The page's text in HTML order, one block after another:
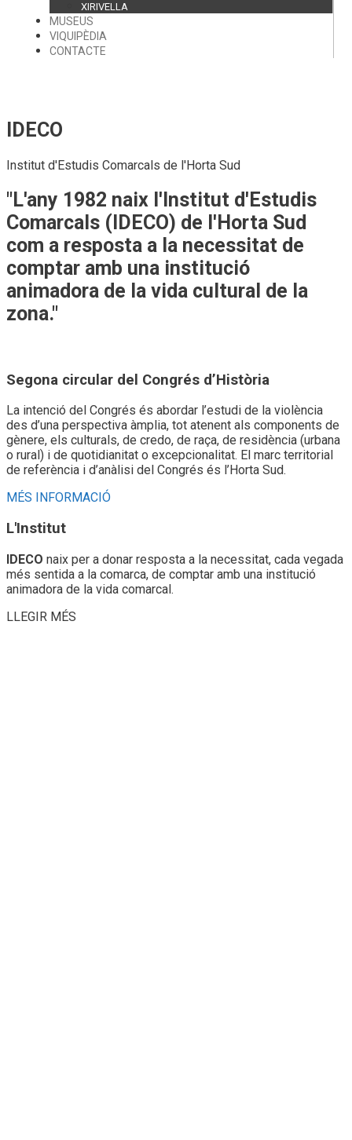
XIRIVELLA
MUSEUS
VIQUIPÈDIA
CONTACTE
IDECO
Institut d'Estudis Comarcals de l'Horta Sud
"L'any 1982 naix l'Institut d'Estudis
Comarcals (IDECO) de l'Horta Sud
com a resposta a la necessitat de
comptar amb una institució
animadora de la vida cultural de la
zona."
Segona circular del Congrés d’Història
La intenció del Congrés és abordar l’estudi de la violència
des d’una perspectiva àmplia, tot atenent als components de
gènere, els culturals, de credo, de raça, de residència (urbana
o rural) i de quotidianitat o excepcionalitat. El marc territorial
de referència i d’anàlisi del Congrés és l’Horta Sud.
MÉS INFORMACIÓ
L'Institut
IDECO naix per a donar resposta a la necessitat, cada vegada
més sentida a la comarca, de comptar amb una institució
animadora de la vida comarcal.
LLEGIR MÉS